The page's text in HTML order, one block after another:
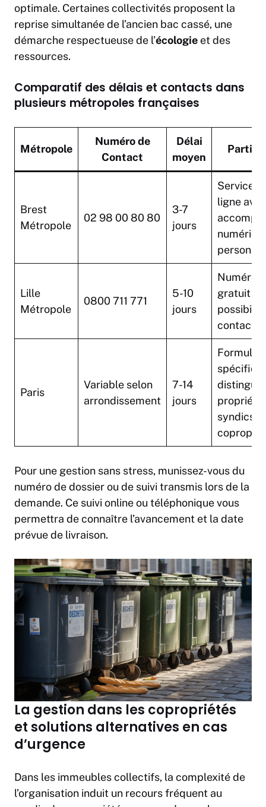
optimale. Certaines collectivités proposent la
reprise simultanée de l’ancien bac cassé, une
démarche respectueuse de l’écologie et des
ressources.
Comparatif des délais et contacts dans
plusieurs métropoles françaises
Métropole
Numéro de
Contact
Délai
moyen
Brest
Métropole
02 98 00 80 80
3-7
jours
Service
ligne avec
Lille
Métropole
0800 711 771
5-10
jours
Numéro
gratuit et
contact
Paris
Variable selon
arrondissement
7-14
jours
syndics
Pour une gestion sans stress, munissez-vous du
numéro de dossier ou de suivi transmis lors de la
demande. Ce suivi online ou téléphonique vous
permettra de connaître l’avancement et la date
prévue de livraison.
La gestion dans les copropriétés
et solutions alternatives en cas
d’urgence
Dans les immeubles collectifs, la complexité de
l’organisation induit un recours fréquent au